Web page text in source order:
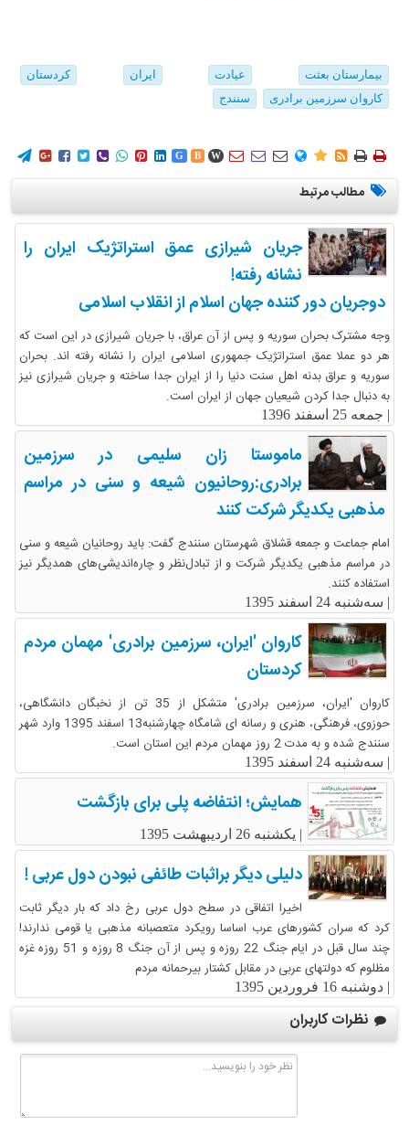
بیمارستان بعثت عیادت ایران
کردستان
کاروان سرزمین برادری
سنندج
        G B W        
مطالب مرتبط
جریان شیرازی عمق استراتژیک ایران را
نشانه رفته!
دوجریان دور کننده جهان اسلام از انقلاب اسلامی
وجه مشترک بحران سوریه و پس از آن عراق، با جریان شیرازی در این است که
هر دو عملا عمق استراتژیک جمهوری اسلامی ایران را نشانه رفته اند. بحران
سوریه و عراق بدنه اهل سنت دنیا را از ایران جدا ساخته و جریان شیرازی نیز
به دنبال جدا کردن شیعیان جهان از ایران است.
| جمعه 25 اسفند 1396
ماموستا زان سلیمی در سرزمین
برادری:روحانیون شیعه و سنی در مراسم
مذهبی یکدیگر شرکت کنند
امام جماعت و جمعه قشلاق شهرستان سنندج گفت: باید روحانیان شیعه و سنی
در مراسم مذهبی یکدیگر شرکت و از تبادل‌نظر و چاره‌اندیشی‌های همدیگر نیز
استفاده کنند.
| سه‌شنبه 24 اسفند 1395
کاروان 'ایران، سرزمین برادری' مهمان مردم
کردستان
کاروان 'ایران، سرزمین برادری' متشکل از 35 تن از نخبگان دانشگاهی،
حوزوی، فرهنگی، هنری و رسانه ای شامگاه چهارشنبه13 اسفند 1395 وارد شهر
سنندج شده و به مدت 2 روز مهمان مردم این استان است.
| سه‌شنبه 24 اسفند 1395
همایش؛ انتفاضه پلی برای بازگشت
| یکشنبه 26 اردیبهشت 1395
دلیلی دیگر براثبات طائفی نبودن دول عربی !
اخیرا اتفاقی در سطح دول عربی رخ داد که بار دیگر ثابت
کرد که سران کشورهای عرب اساسا رویکرد متعصبانه مذهبی یا قومی ندارند!
چند سال قبل در ایام جنگ 22 روزه و پس از آن جنگ 8 روزه و 51 روزه غزه
مظلوم که دولتهای عربی در مقابل کشتار بیرحمانه مردم
| دوشنبه 16 فروردین 1395
نظرات کاربران